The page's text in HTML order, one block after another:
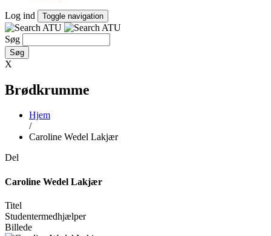
Log ind Toggle navigation
Søg
X
Brødkrumme
Hjem
/
Caroline Wedel Lakjær
Del
Caroline Wedel Lakjær
Titel
Studentermedhjælper
Billede